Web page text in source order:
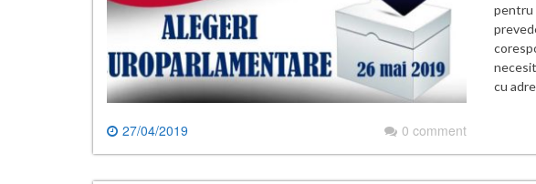
27/04/2019 0 comment
pentru
cu